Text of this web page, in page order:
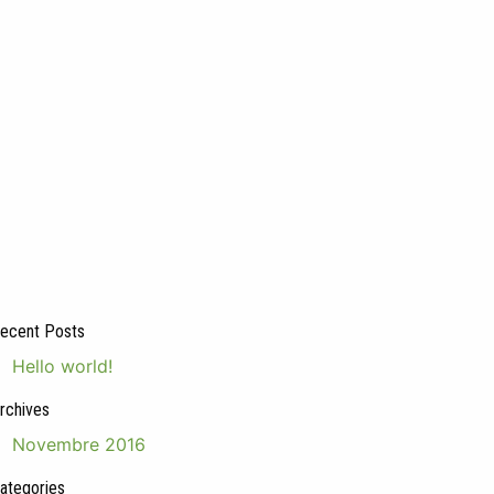
Posts
Hello world!
Novembre 2016